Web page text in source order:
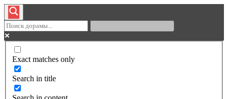
Exact matches only
Search in title